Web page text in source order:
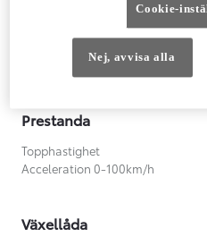
Prestanda
Topphastighet
Acceleration 0-100km/h
Växellåda
Cookie-
Nej, avvisa alla